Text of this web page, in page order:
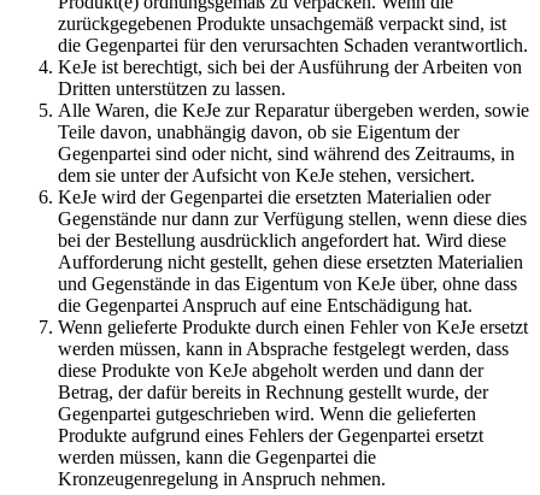
zurückgegebenen Produkte unsachgemäß verpackt sind, ist
die Gegenpartei für den verursachten Schaden verantwortlich.
KeJe ist berechtigt, sich bei der Ausführung der Arbeiten von
Dritten unterstützen zu lassen.
Alle Waren, die KeJe zur Reparatur übergeben werden, sowie
Teile davon, unabhängig davon, ob sie Eigentum der
Gegenpartei sind oder nicht, sind während des Zeitraums, in
dem sie unter der Aufsicht von KeJe stehen, versichert.
KeJe wird der Gegenpartei die ersetzten Materialien oder
Gegenstände nur dann zur Verfügung stellen, wenn diese dies
bei der Bestellung ausdrücklich angefordert hat. Wird diese
Aufforderung nicht gestellt, gehen diese ersetzten Materialien
und Gegenstände in das Eigentum von KeJe über, ohne dass
die Gegenpartei Anspruch auf eine Entschädigung hat.
Wenn gelieferte Produkte durch einen Fehler von KeJe ersetzt
werden müssen, kann in Absprache festgelegt werden, dass
diese Produkte von KeJe abgeholt werden und dann der
Betrag, der dafür bereits in Rechnung gestellt wurde, der
Gegenpartei gutgeschrieben wird. Wenn die gelieferten
Produkte aufgrund eines Fehlers der Gegenpartei ersetzt
werden müssen, kann die Gegenpartei die
Kronzeugenregelung in Anspruch nehmen.